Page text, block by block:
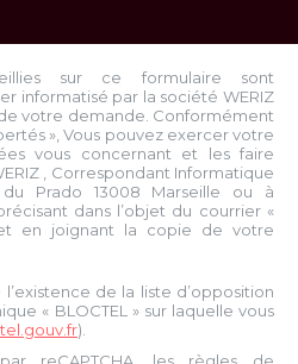
sur ce formulaire sont
informatisé par la société WERIZ
votre demande. Conformément
», Vous pouvez exercer votre
vous concernant et les faire
, Correspondant Informatique
du Prado 13008 Marseille ou à
dans l’objet du courrier «
en joignant la copie de votre
de la liste d’opposition
« BLOCTEL » sur laquelle vous
).
reCAPTCHA, les règles de